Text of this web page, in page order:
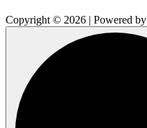
Copyright © 2026 | Powered by